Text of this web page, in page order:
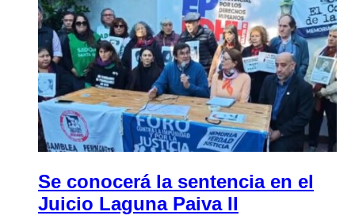
Se conocerá la sentencia en el
Juicio Laguna Paiva II